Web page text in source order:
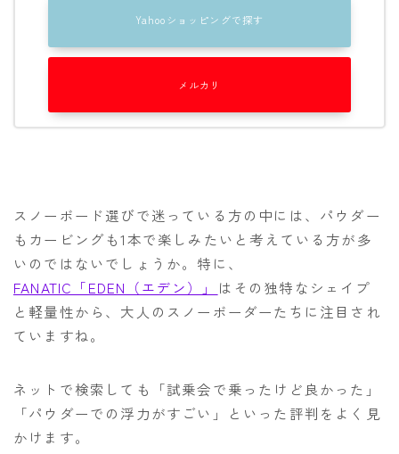
RIDE
SESSIONS
SPREAD
WRXsb
YONEX
ビンディング
BENT METAL
BURTON
Yahooショッピングで探す
メルカリ
スノーボード選びで迷っている方の中には、パウダー
もカービングも1本で楽しみたいと考えている方が多
いのではないでしょうか。特に、
FANATIC「EDEN（エデン）」
はその独特なシェイプ
と軽量性から、大人のスノーボーダーたちに注目され
ていますね。
ネットで検索しても「試乗会で乗ったけど良かった」
「パウダーでの浮力がすごい」といった評判をよく見
かけます。